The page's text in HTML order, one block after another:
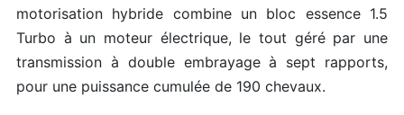
motorisation hybride combine un bloc essence 1.5
Turbo à un moteur électrique, le tout géré par une
transmission à double embrayage à sept rapports,
pour une puissance cumulée de 190 chevaux.